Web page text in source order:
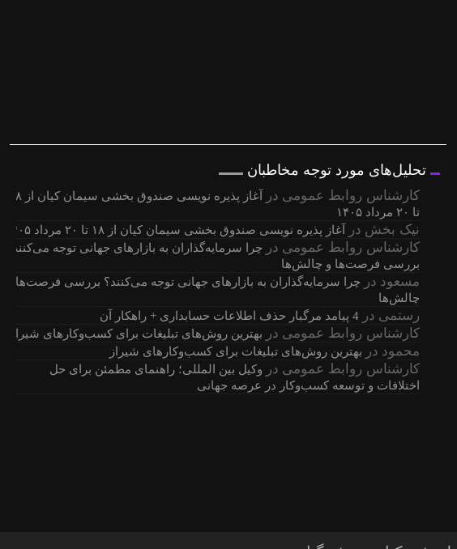
تحلیل‌های مورد توجه مخاطبان
کارشناس روابط عمومی در
آغاز پذیره نویسی صندوق بخشی سیمان کیان از ۱۸
تا ۲۰ مرداد ۱۴۰۵
نیک بخش در آغاز پذیره نویسی صندوق بخشی سیمان کیان از ۱۸ تا ۲۰ مرداد ۱۴۰۵
کارشناس روابط عمومی در
چرا سرمایه‌گذاران به بازارهای جهانی توجه می‌کنند؟
بررسی فرصت‌ها و چالش‌ها
مسعود در
چرا سرمایه‌گذاران به بازارهای جهانی توجه می‌کنند؟ بررسی فرصت‌ها و
چالش‌ها
رستمی در4 پیامد مرگبار حذف اطلاعات حسابداری + راهکار آن
کارشناس روابط عمومی در بهترین روش‌های تبلیغات برای کسب‌وکارهای شیراز
محمود در بهترین روش‌های تبلیغات برای کسب‌وکارهای شیراز
کارشناس روابط عمومی در
وکیل بین المللی؛ راهنمای مطمئن برای حل
اختلافات و توسعه کسب‌وکار در عرصه جهانی